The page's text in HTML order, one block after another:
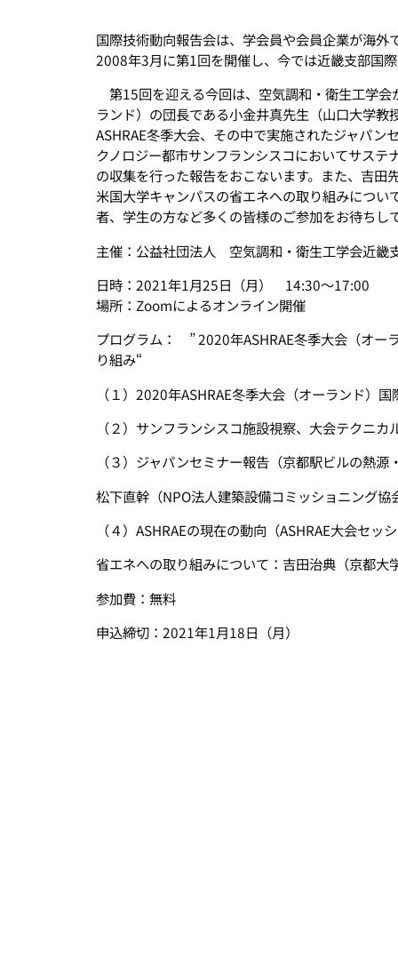
国際技術動向報告会は、学会員や会員企業が海
2008年3月に第1回を開催し、今では近畿支部国
第15回を迎える今回は、空気調和・衛生工学会
ランド）の団長である小金井真先生（山口大学
ASHRAE冬季大会、その中で実施されたジャパ
クノロジー都市サンフランシスコにおいてサス
の収集を行った報告をおこないます。また、吉田
米国大学キャンパスの省エネへの取り組みにつ
者、学生の方など多くの皆様のご参加をお待ちし
主催：公益社団法人 空気調和・衛生工学会近畿
日時：2021年1月25日（月） 14:30～17:00
場所：Zoomによるオンライン開催
プログラム： ” 2020年ASHRAE冬季大会（オー
り組み“
（１）2020年ASHRAE冬季大会（オーランド）
（２）サンフランシスコ施設視察、大会テクニ
（３）ジャパンセミナー報告（京都駅ビルの熱
松下直幹（NPO法人建築設備コミッショニング協
（４）ASHRAEの現在の動向（ASHRAE大会セ
省エネへの取り組みについて：吉田治典（京都
参加費：無料
申込締切：2021年1月18日（月）